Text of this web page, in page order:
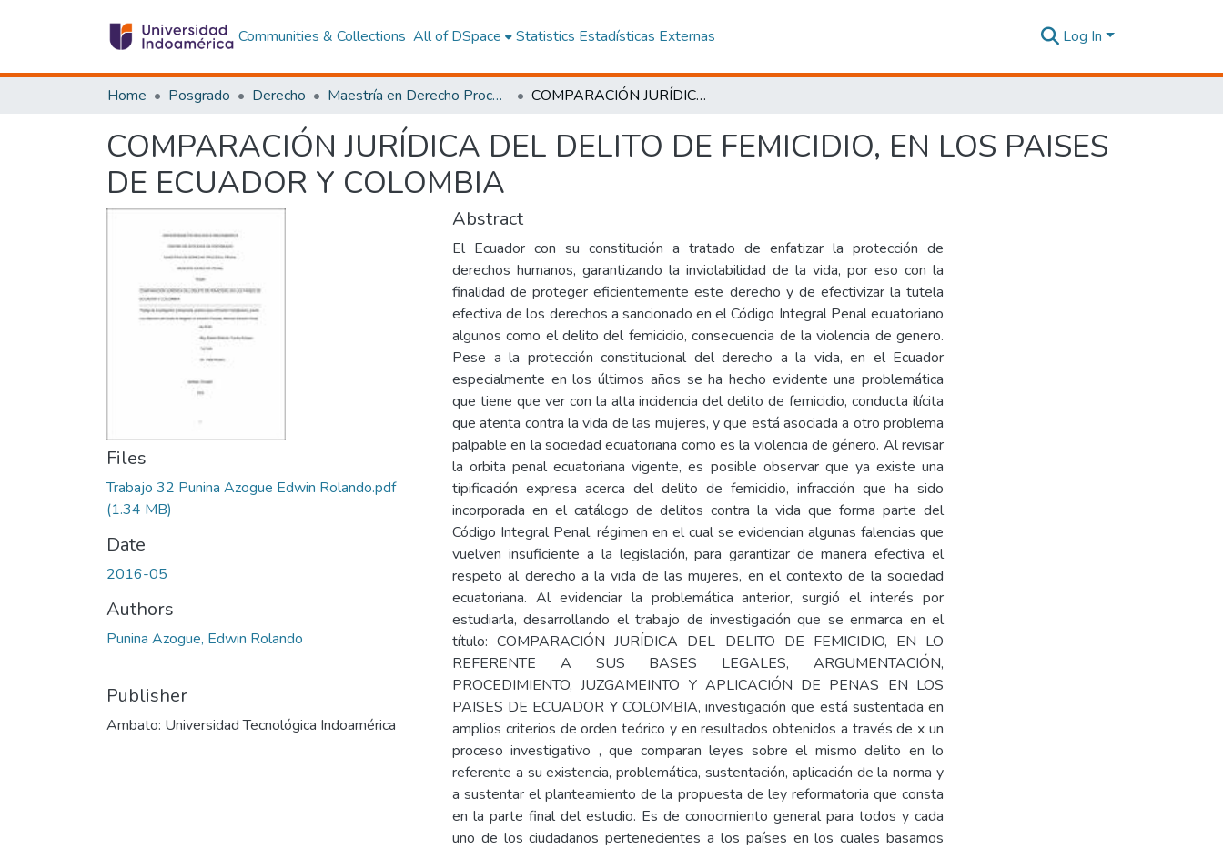
Communities & Collections All of DSpace Statistics Estadísticas Externas Log In
Home Posgrado Derecho Maestría en Derecho Procesal, Mención Derecho Penal COMPARACIÓN JURÍDICA DEL DELITO DE FEMICIDIO, EN LOS PAISES DE ECUADOR Y COLOMBIA
COMPARACIÓN JURÍDICA DEL DELITO DE FEMICIDIO, EN LOS PAISES
DE ECUADOR Y COLOMBIA
Files
Trabajo 32 Punina Azogue Edwin Rolando.pdf
(1.34 MB)
Date
2016-05
Authors
Punina Azogue, Edwin Rolando
Publisher
Ambato: Universidad Tecnológica Indoamérica
Abstract
El Ecuador con su constitución a tratado de enfatizar la protección de
derechos humanos, garantizando la inviolabilidad de la vida, por eso con la
finalidad de proteger eficientemente este derecho y de efectivizar la tutela
efectiva de los derechos a sancionado en el Código Integral Penal ecuatoriano
algunos como el delito del femicidio, consecuencia de la violencia de genero.
Pese a la protección constitucional del derecho a la vida, en el Ecuador
especialmente en los últimos años se ha hecho evidente una problemática
que tiene que ver con la alta incidencia del delito de femicidio, conducta ilícita
que atenta contra la vida de las mujeres, y que está asociada a otro problema
palpable en la sociedad ecuatoriana como es la violencia de género. Al revisar
la orbita penal ecuatoriana vigente, es posible observar que ya existe una
tipificación expresa acerca del delito de femicidio, infracción que ha sido
incorporada en el catálogo de delitos contra la vida que forma parte del
Código Integral Penal, régimen en el cual se evidencian algunas falencias que
vuelven insuficiente a la legislación, para garantizar de manera efectiva el
respeto al derecho a la vida de las mujeres, en el contexto de la sociedad
ecuatoriana. Al evidenciar la problemática anterior, surgió el interés por
estudiarla, desarrollando el trabajo de investigación que se enmarca en el
título: COMPARACIÓN JURÍDICA DEL DELITO DE FEMICIDIO, EN LO
REFERENTE A SUS BASES LEGALES, ARGUMENTACIÓN,
PROCEDIMIENTO, JUZGAMEINTO Y APLICACIÓN DE PENAS EN LOS
PAISES DE ECUADOR Y COLOMBIA, investigación que está sustentada en
amplios criterios de orden teórico y en resultados obtenidos a través de x un
proceso investigativo , que comparan leyes sobre el mismo delito en lo
referente a su existencia, problemática, sustentación, aplicación de la norma y
a sustentar el planteamiento de la propuesta de ley reformatoria que consta
en la parte final del estudio. Es de conocimiento general para todos y cada
uno de los ciudadanos pertenecientes a los países en los cuales basamos